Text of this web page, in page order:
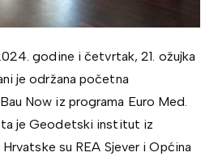
godine i četvrtak, 21. ožujka
je održana početna
Now iz programa Euro Med.
je Geodetski institut iz
su REA Sjever i Općina